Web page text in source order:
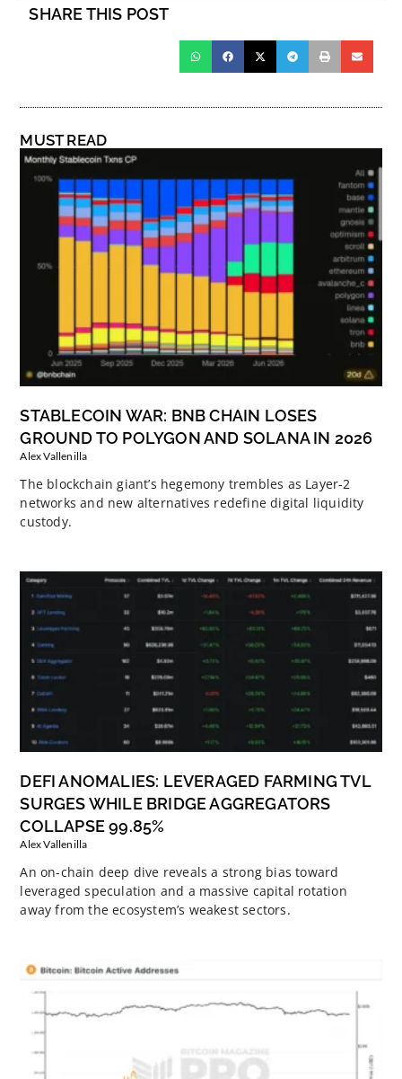
SHARE THIS POST
MUST READ
STABLECOIN WAR: BNB CHAIN LOSES
GROUND TO POLYGON AND SOLANA IN 2026
Alex Vallenilla
The blockchain giant’s hegemony trembles as Layer-2
networks and new alternatives redefine digital liquidity
custody.
DEFI ANOMALIES: LEVERAGED FARMING TVL
SURGES WHILE BRIDGE AGGREGATORS
COLLAPSE 99.85%
Alex Vallenilla
An on-chain deep dive reveals a strong bias toward
leveraged speculation and a massive capital rotation
away from the ecosystem’s weakest sectors.